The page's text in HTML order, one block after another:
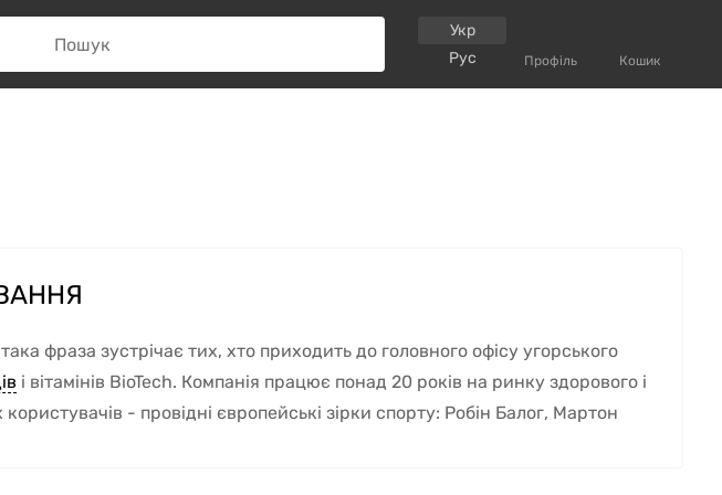
Укр
Рус
Профіль Кошик
фраза зустрічає тих, хто приходить до головного офісу угорського
і вітамінів BioTech. Компанія працює понад 20 років на ринку здорового і
- провідні європейські зірки спорту: Робін Балог, Мартон
- понад 70 відомих особистостей.